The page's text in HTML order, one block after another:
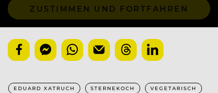
ZUSTIMMEN UND FORTFAHREN
EDUARD XATRUCH STERNEKOCH VEGETARISCH